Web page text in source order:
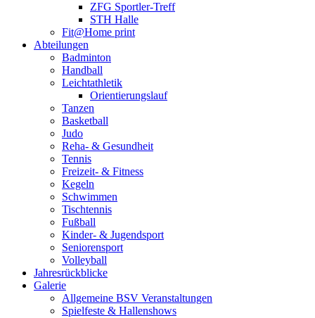
ZFG Sportler-Treff
STH Halle
Fit@Home print
Abteilungen
Badminton
Handball
Leichtathletik
Orientierungslauf
Tanzen
Basketball
Judo
Reha- & Gesundheit
Tennis
Freizeit- & Fitness
Kegeln
Schwimmen
Tischtennis
Fußball
Kinder- & Jugendsport
Seniorensport
Volleyball
Jahresrückblicke
Galerie
Allgemeine BSV Veranstaltungen
Spielfeste & Hallenshows